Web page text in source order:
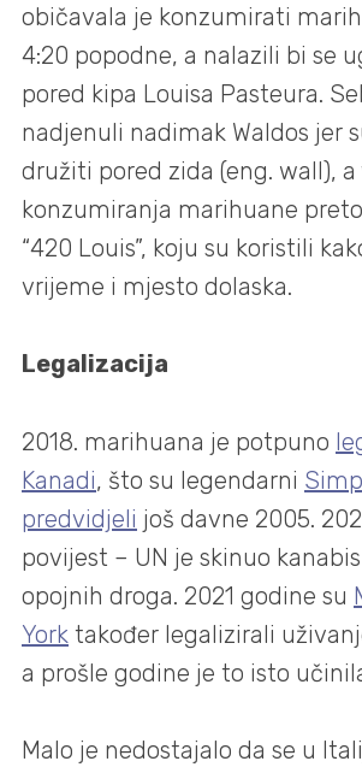
običavala je konzumirati
4:20 popodne, a nalazili bi se
pored kipa Louisa Pasteura.
nadjenuli nadimak Waldos jer
družiti pored zida (eng. wall),
konzumiranja marihuane
“420 Louis”, koju su koristili
vrijeme i mjesto dolaska.
Legalizacija
2018. marihuana je potpuno
Kanadi, što su legendarni
predvidjeli još davne 2005.
povijest – UN je skinuo
opojnih droga. 2021 godine su
York također legalizirali
a prošle godine je to isto
Malo je nedostajalo da se u